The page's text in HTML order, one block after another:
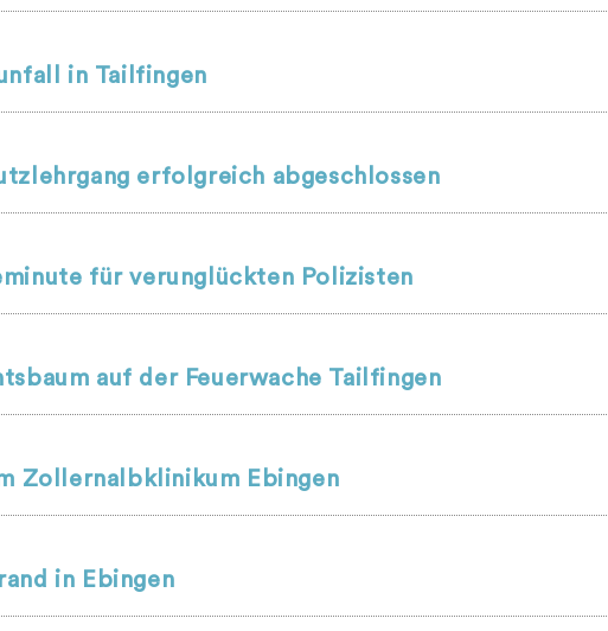
in Tailfingen
erfolgreich abgeschlossen
für verunglückten Polizisten
auf der Feuerwache Tailfingen
Zollernalbklinikum Ebingen
in Ebingen